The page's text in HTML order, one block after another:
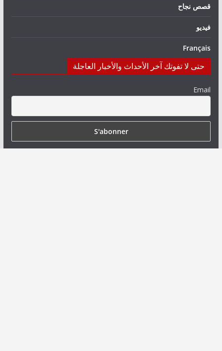
قصص نجاح
فيديو
Français
حتى لا تفوتك آخر الأحداث والأخبار العاجلة
Email